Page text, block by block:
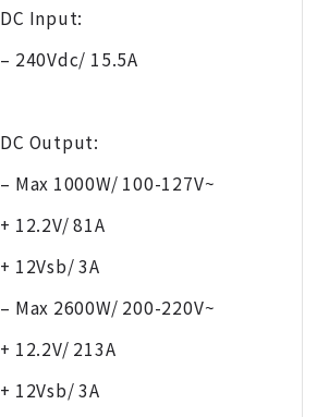
DC Input:
– 240Vdc/ 15.5A
DC Output:
– Max 1000W/ 100-127V~
+ 12.2V/ 81A
+ 12Vsb/ 3A
– Max 2600W/ 200-220V~
+ 12.2V/ 213A
+ 12Vsb/ 3A